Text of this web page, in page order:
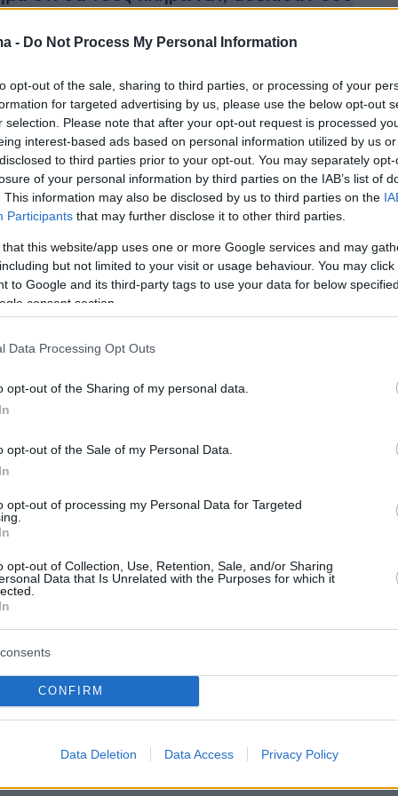
- Do Not Process My Personal Information
opt-out of the sale, sharing to third parties, or processing of your
for targeted advertising by us, please use the below opt-out
selection. Please note that after your opt-out request is processed
interest-based ads based on personal information utilized by us
to third parties prior to your opt-out. You may separately
of your personal information by third parties on the IAB’s list of
This information may also be disclosed by us to third parties on the
Participants that may further disclose it to other third parties.
that this website/app uses one or more Google services and may
but not limited to your visit or usage behaviour. You may
to Google and its third-party tags to use your data for below
consent section.
Data Processing Opt Outs
opt-out of the Sharing of my personal data.
opt-out of the Sale of my Personal Data.
opt-out of processing my Personal Data for Targeted
opt-out of Collection, Use, Retention, Sale, and/or Sharing
Data that Is Unrelated with the Purposes for which it
CONFIRM
Data Deletion Data Access Privacy Policy
Σαμοθράκη»
σε ψηφοφορία στη Βουλή
για την εισβολή στο Καπιτώλιο
protothema.gr στο Google News
Ειδήσειςαπό την Ελλάδα και τον Κόσμο, τη
(20) ΠΡΟΣΘΗΚΗ ΣΧΟΛΙΟΥ
kathe bdomada...mia gia farmako ek tou stomatos